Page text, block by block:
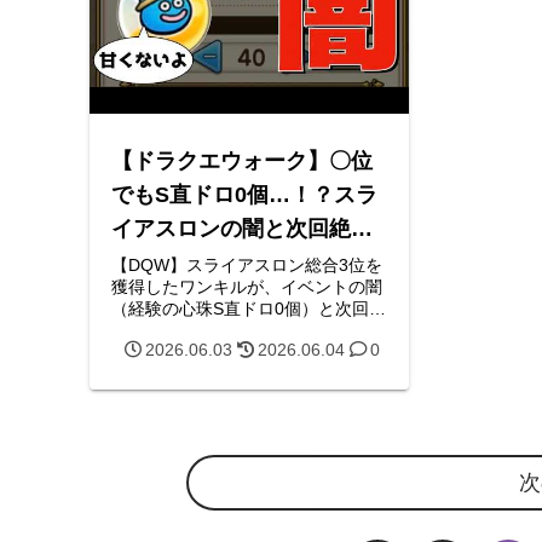
【ドラクエウォーク】〇位
でもS直ドロ0個…！？スラ
イアスロンの闇と次回絶対
にやるべき種目選びと対策
【DQW】スライアスロン総合3位を
獲得したワンキルが、イベントの闇
（経験の心珠S直ドロ0個）と次回絶
威光、まだらイチョウ等）を徹底解
トを勝ち抜くための攻略ブログで
2026.06.03 2026.06.04 0